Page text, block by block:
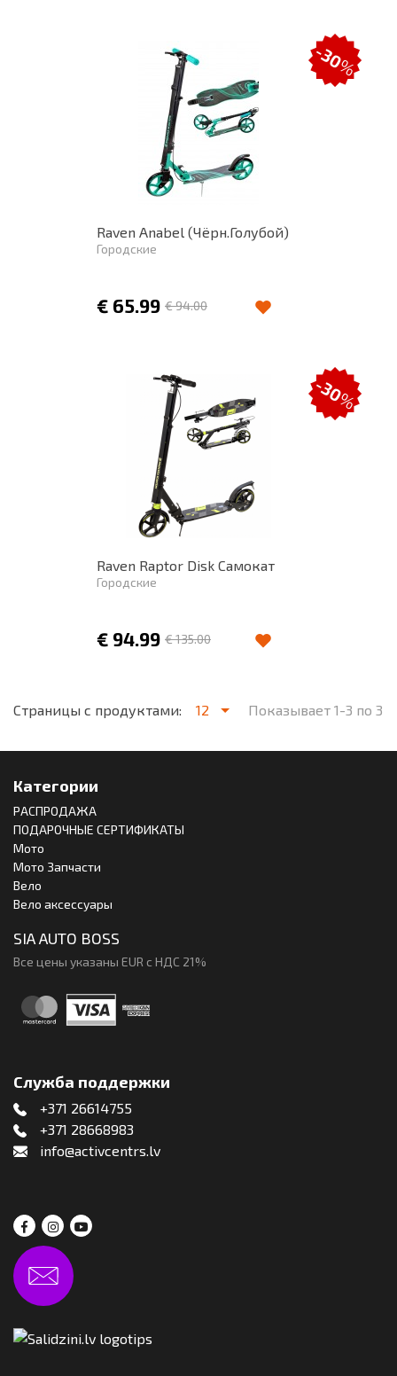
Raven Anabel (Чёрн.Голубой)
Городские
€ 65.99 €94.00
-30%
Raven Raptor Disk Самокат
Городские
€ 94.99 €135.00
-30%
Страницы с продуктами: 12 Показывает 1-3 по 3
Категории
РАСПРОДАЖА
ПОДАРОЧНЫЕ СЕРТИФИКАТЫ
Мото
Мото Запчасти
Вело
Вело аксессуары
SIA AUTO BOSS
Все цены указаны EUR с НДС 21%
Служба поддержки
+371 26614755
+371 28668983
info@activcentrs.lv